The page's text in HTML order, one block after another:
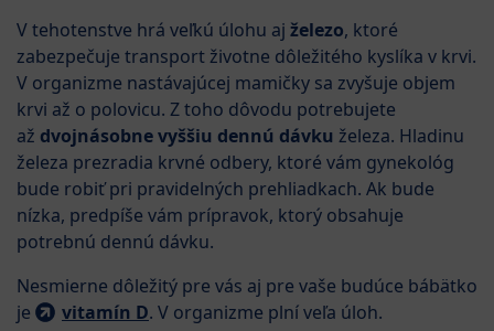
V tehotenstve hrá veľkú úlohu aj železo, ktoré
zabezpečuje transport životne dôležitého kyslíka v krvi.
V organizme nastávajúcej mamičky sa zvyšuje objem
krvi až o polovicu. Z toho dôvodu potrebujete
až dvojnásobne vyššiu dennú dávku železa. Hladinu
železa prezradia krvné odbery, ktoré vám gynekológ
bude robiť pri pravidelných prehliadkach. Ak bude
nízka, predpíše vám prípravok, ktorý obsahuje
potrebnú dennú dávku.
Nesmierne dôležitý pre vás aj pre vaše budúce bábätko
je
vitamín D. V organizme plní veľa úloh.